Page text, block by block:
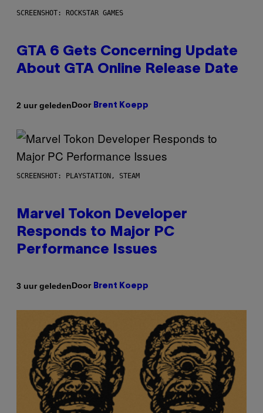
SCREENSHOT: ROCKSTAR GAMES
GTA 6 Gets Concerning Update
About GTA Online Release Date
2 uur geledenDoor Brent Koepp
SCREENSHOT: PLAYSTATION, STEAM
Marvel Tokon Developer
Responds to Major PC
Performance Issues
3 uur geledenDoor Brent Koepp